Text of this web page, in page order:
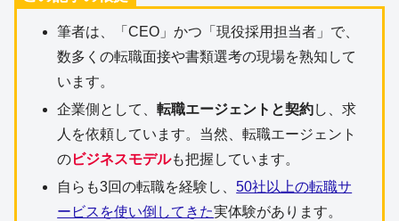
筆者は、「CEO」かつ「現役採用担当者」で、
数多くの転職面接や書類選考の現場を熟知して
います。
企業側として、転職エージェントと契約し、求
人を依頼しています。当然、転職エージェント
のビジネスモデルも把握しています。
自らも3回の転職を経験し、50社以上の転職サ
ービスを使い倒してきた実体験があります。